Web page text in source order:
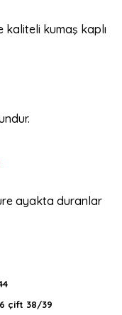
kaliteli kumaş kaplı
ayakta duranlar
çift 38/39